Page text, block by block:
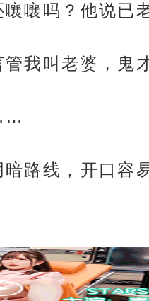
嚷吗？他说已
我叫老婆，鬼
路线，开口容